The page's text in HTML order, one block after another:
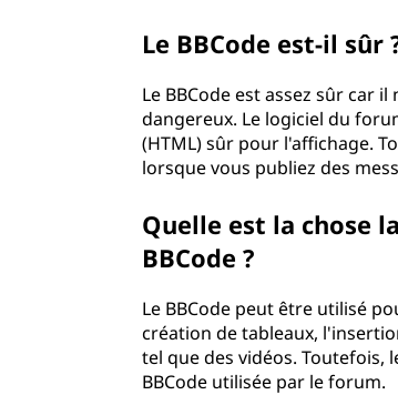
Le BBCode est-il sûr
Le BBCode est assez sûr car
dangereux. Le logiciel du
(HTML) sûr pour l'affichage.
lorsque vous publiez des
Quelle est la chose
BBCode ?
Le BBCode peut être utilisé
création de tableaux,
tel que des vidéos. Toutefois,
BBCode utilisée par le forum.